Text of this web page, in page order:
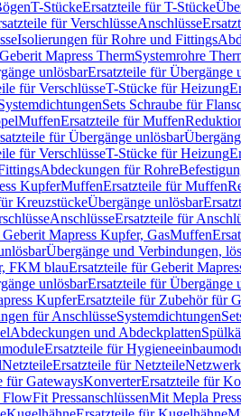
T-StückeErsatzteile für T-Stücke
für VerschlüsseAnschlüsse
Isolierungen für Rohre und Fittings
Geberit Mapress ThermSystemrohre
unlösbarErsatzteile für Übergänge
für VerschlüsseT-Stücke für Heizung
Sets Schraube für
MuffenErsatzteile für Muffen
für Übergänge unlösbar
für VerschlüsseT-Stücke für Heizung
Abdeckungen für Rohre
KupferMuffenErsatzteile für Muffen
KreuzstückeÜbergänge unlösbar
AnschlüsseErsatzteile für
Mapress Kupfer, GasMuffen
Übergänge und Verbindungen,
FKM blauErsatzteile für Geberit
unlösbarErsatzteile für Übergänge
KupferErsatzteile für Zubehör für
für AnschlüsseSystemdichtungen
Abdeckungen und Abdeckplatten
Ersatzteile für
NetzteileErsatzteile für Netzteile
für GatewaysKonverterErsatzteile für
PressanschlüssenMit Mepla